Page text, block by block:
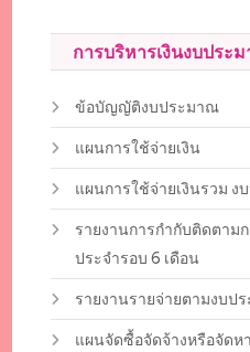
การบริหารเงินงบประ
ข้อบัญญัติงบประมาณ
แผนการใช้จ่ายเงิน
แผนการใช้จ่ายเงินรวม ง
รายงานการกำกับติดตาม
ประจำรอบ 6 เดือน
รายงานรายจ่ายตามงบป
แผนจัดซื้อจัดจ้างหรือจัดห